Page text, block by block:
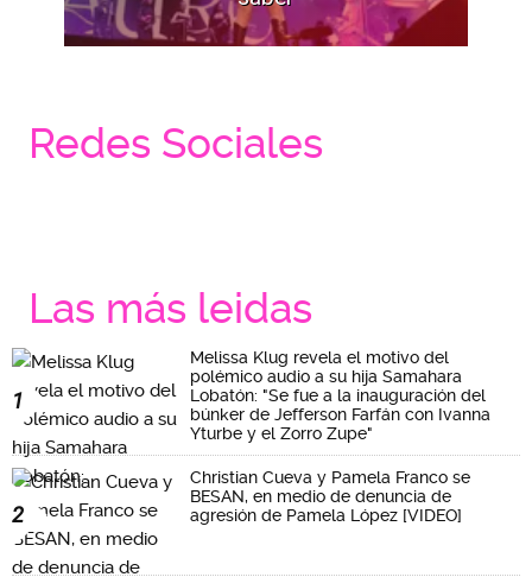
Redes Sociales
Las más leidas
1
Melissa Klug revela el motivo del
polémico audio a su hija Samahara
Lobatón: "Se fue a la inauguración del
búnker de Jefferson Farfán con Ivanna
Yturbe y el Zorro Zupe"
2
Christian Cueva y Pamela Franco se
BESAN, en medio de denuncia de
agresión de Pamela López [VIDEO]